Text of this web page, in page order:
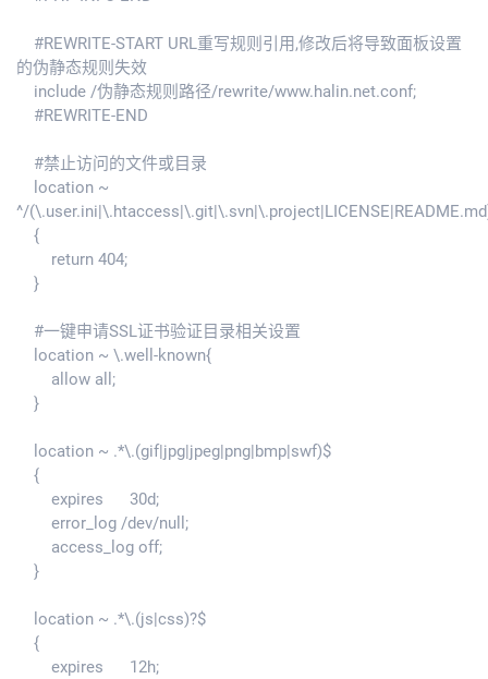
#REWRITE-START URL重写规则引用,修改后将导致面板设置
的伪静态规则失效
include /伪静态规则路径/rewrite/www.halin.net.conf;
#REWRITE-END
#禁止访问的文件或目录
location ~
^/
{
return 404;
}
#一键申请SSL证书验证目录相关设置
location ~ \.well-known{
allow all;
}
location ~ .*\.(gif|jpg|jpeg|png|bmp|swf)$
{
expires 30d;
error_log /dev/null;
access_log off;
}
location ~ .*\.(js|css)?$
{
expires 12h;